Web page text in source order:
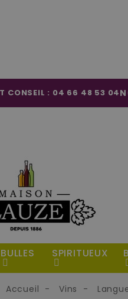
CONSEIL : 04 66 48 53 04
BULLES SPIRITUEUX
Accueil Vins